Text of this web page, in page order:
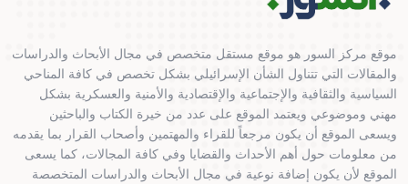
موقع مركز السور هو موقع مستقل متخصص في مجال الأبحاث والدراسات
والمقالات التي تتناول الشأن الإسرائيلي بشكل تخصص في كافة المناحي
السياسية والثقافية والإجتماعية والإقتصادية والأمنية والعسكرية بشكل
مهني وموضوعي ويعتمد الموقع على عدد من خيرة الكتاب والباحثين
ويسعى الموقع أن يكون مرجعاً للقراء والمهتمين وأصحاب القرار بما يقدمه
من معلومات حول أهم الأحداث والقضايا وفي كافة المجالات، كما يسعى
الموقع لأن يكون إضافة نوعية في مجال الأبحاث والدراسات المتخصصة